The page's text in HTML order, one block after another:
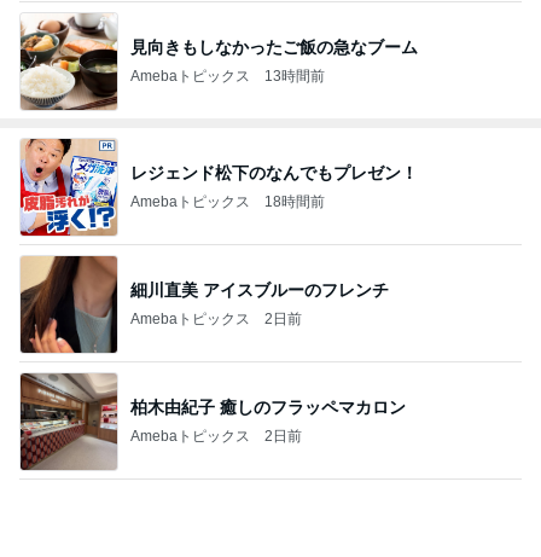
見向きもしなかったご飯の急なブーム
Amebaトピックス 13時間前
レジェンド松下のなんでもプレゼン！
Amebaトピックス 18時間前
細川直美 アイスブルーのフレンチ
Amebaトピックス 2日前
柏木由紀子 癒しのフラッペマカロン
Amebaトピックス 2日前